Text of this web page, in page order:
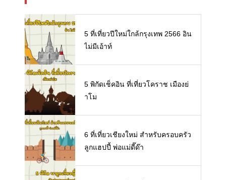
5 ที่เที่ยวปีใหม่ใกล้กรุงเทพ 2566 อิน
ไม่มีเอ้าท์
5 พิกัดเช็คอิน ที่เที่ยวโคราช เมืองย่
าโม
6 ที่เที่ยวเชียงใหม่ สำหรับครอบครัว
ลูกแฮปปี้ พ่อแม่ดี๊ด๊า